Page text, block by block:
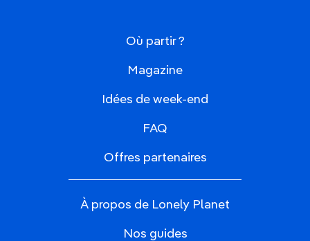
Où partir ?
Magazine
Idées de week-end
FAQ
Offres partenaires
À propos de Lonely Planet
Nos guides